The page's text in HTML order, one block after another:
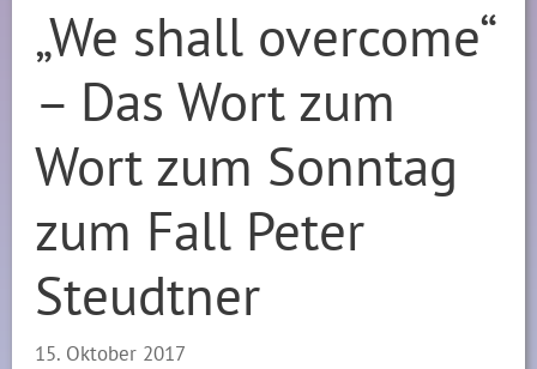
„We shall overcome“
– Das Wort zum
Wort zum Sonntag
zum Fall Peter
Steudtner
15. Oktober 2017